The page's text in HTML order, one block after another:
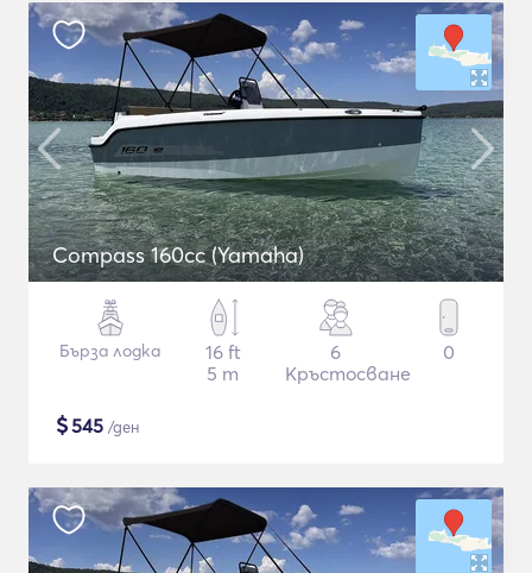
Compass 160cc (Yamaha)
Бърза лодка
16 ft
5 m
6
Кръстосване
0
$545 /ден